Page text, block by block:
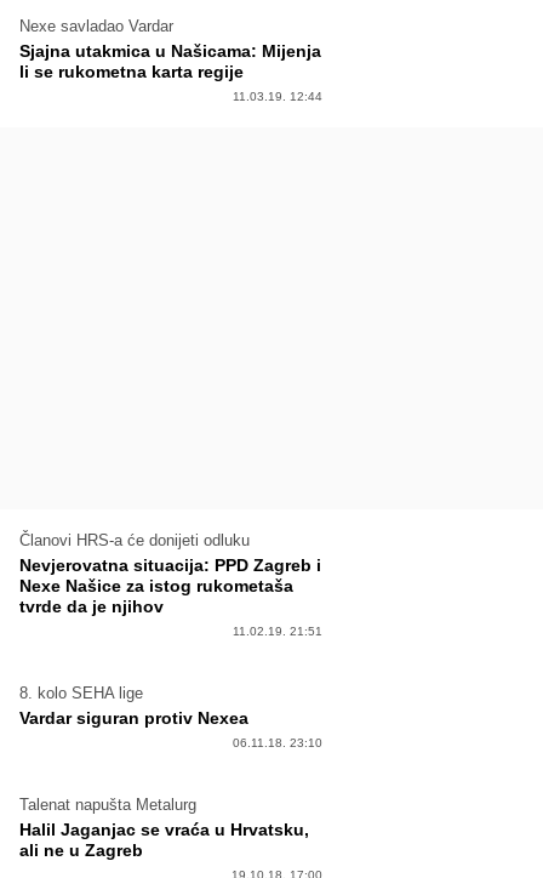
Nexe savladao Vardar
Sjajna utakmica u Našicama: Mijenja
li se rukometna karta regije
11.03.19. 12:44
Članovi HRS-a će donijeti odluku
Nevjerovatna situacija: PPD Zagreb i
Nexe Našice za istog rukometaša
tvrde da je njihov
11.02.19. 21:51
8. kolo SEHA lige
Vardar siguran protiv Nexea
06.11.18. 23:10
Talenat napušta Metalurg
Halil Jaganjac se vraća u Hrvatsku,
ali ne u Zagreb
19.10.18. 17:00